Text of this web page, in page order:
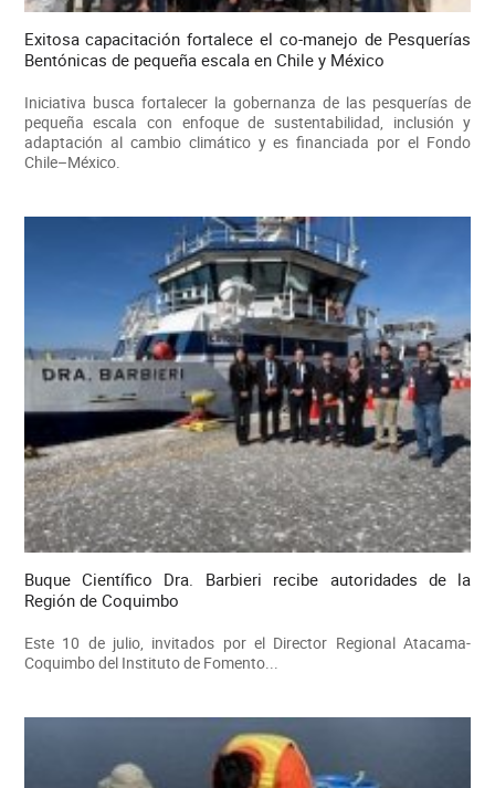
Exitosa capacitación fortalece el co-manejo de Pesquerías
Bentónicas de pequeña escala en Chile y México
Iniciativa busca fortalecer la gobernanza de las pesquerías de
pequeña escala con enfoque de sustentabilidad, inclusión y
adaptación al cambio climático y es financiada por el Fondo
Chile–México.
Buque Científico Dra. Barbieri recibe autoridades de la
Región de Coquimbo
Este 10 de julio, invitados por el Director Regional Atacama-
Coquimbo del Instituto de Fomento...